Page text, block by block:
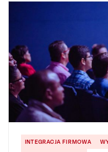
INTEGRACJA FIRMOWA